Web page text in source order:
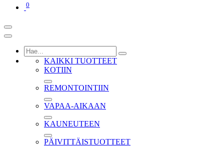
0
KAIKKI TUOTTEET
KOTIIN
REMONTOINTIIN
VAPAA-AIKAAN
KAUNEUTEEN
PÄIVITTÄISTUOTTEET